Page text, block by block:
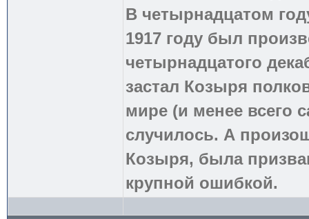
В четырнадцатом
1917 году был
четырнадцатого
застал Козыря
мире (и менее всего
случилось. А
Козыря, была
крупной ошибкой.